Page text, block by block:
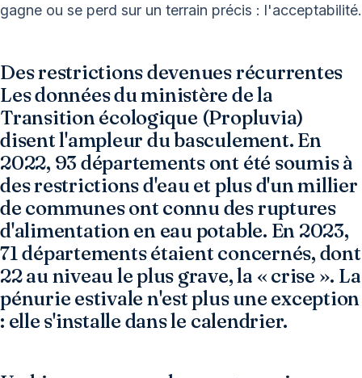
gagne ou se perd sur un terrain précis : l'acceptabilité.
Des restrictions devenues récurrentes
Les données du ministère de la
Transition écologique (Propluvia)
disent l'ampleur du basculement. En
2022, 93 départements ont été soumis à
des restrictions d'eau et plus d'un millier
de communes ont connu des ruptures
d'alimentation en eau potable. En 2023,
71 départements étaient concernés, dont
22 au niveau le plus grave, la « crise ». La
pénurie estivale n'est plus une exception
: elle s'installe dans le calendrier.